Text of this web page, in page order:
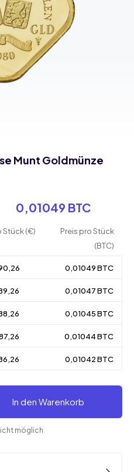
Munt Goldmünze
0,01049 BTC
Stück (€)
Preis pro Stück
(BTC)
0,01049 BTC
0,01047 BTC
0,01045 BTC
0,01044 BTC
0,01042 BTC
In den Warenkorb
möglich